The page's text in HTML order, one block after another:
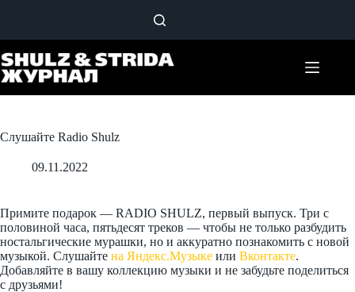
Слушайте Radio Shulz
09.11.2022
Примите подарок — RADIO SHULZ, первый выпуск. Три с
половиной часа, пятьдесят треков — чтобы не только разбудить
ностальгические мурашки, но и аккуратно познакомить с новой
музыкой. Слушайте на Яндекс.Музыке или Вконтакте.
Добавляйте в вашу коллекцию музыки и не забудьте поделиться
с друзьями!